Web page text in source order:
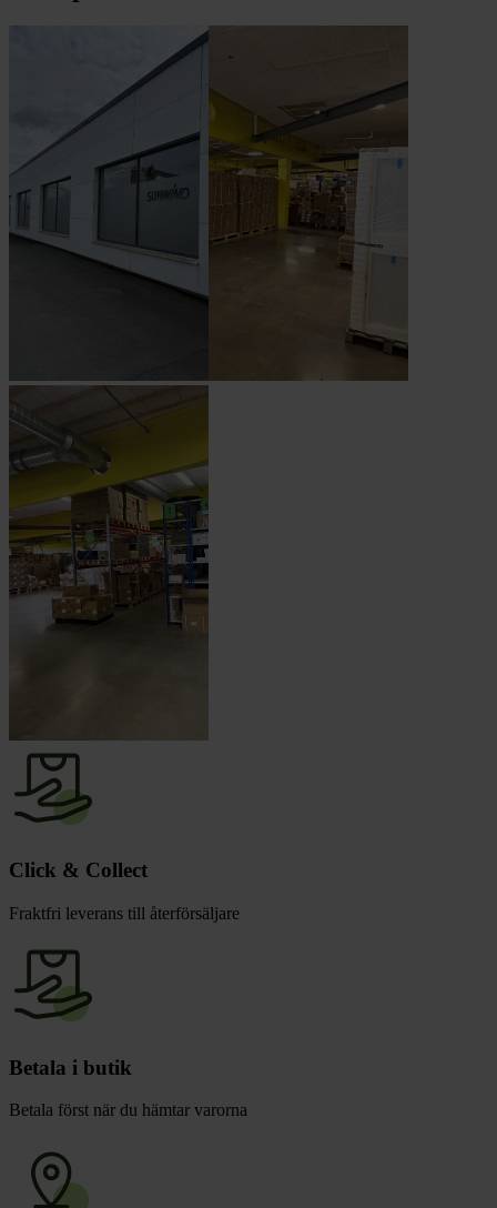
Click & Collect
Fraktfri leverans till återförsäljare
Betala i butik
Betala först när du hämtar varorna